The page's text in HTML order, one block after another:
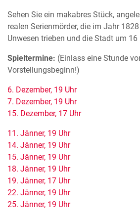
Sehen Sie ein makabres Stück,
realen Serienmörder, die im Jahr
Unwesen trieben und die Stadt um
Spieltermine: (Einlass eine Stunde
Vorstellungsbeginn!)
6. Dezember, 19 Uhr
7. Dezember, 19 Uhr
15. Dezember, 17 Uhr
11. Jänner, 19 Uhr
14. Jänner, 19 Uhr
15. Jänner, 19 Uhr
18. Jänner, 19 Uhr
19. Jänner, 17 Uhr
22. Jänner, 19 Uhr
25. Jänner, 19 Uhr